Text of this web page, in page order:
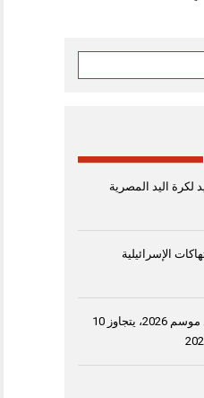
لكرة اليد المصرية
الإسرائيلية
إنتاج القمح في مصر خلال موسم 2026، يتجاوز 10